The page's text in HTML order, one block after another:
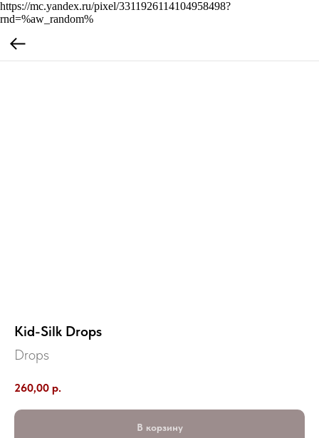
https://mc.yandex.ru/pixel/3311926114104958498?
rnd=%aw_random%
Kid-Silk Drops
Drops
260,00 р.
В корзину